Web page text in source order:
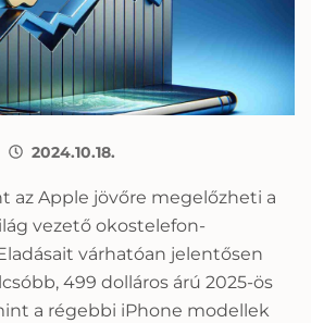
2024.10.18.
az Apple jövőre megelőzheti a
vezető okostelefon-
várhatóan jelentősen
499 dolláros árú 2025-ös
a régebbi iPhone modellek